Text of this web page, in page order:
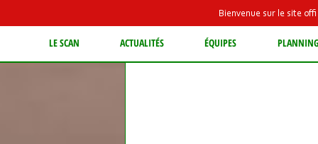
Bienvenue sur le site
LE SCAN ACTUALITÉS ÉQUIPES